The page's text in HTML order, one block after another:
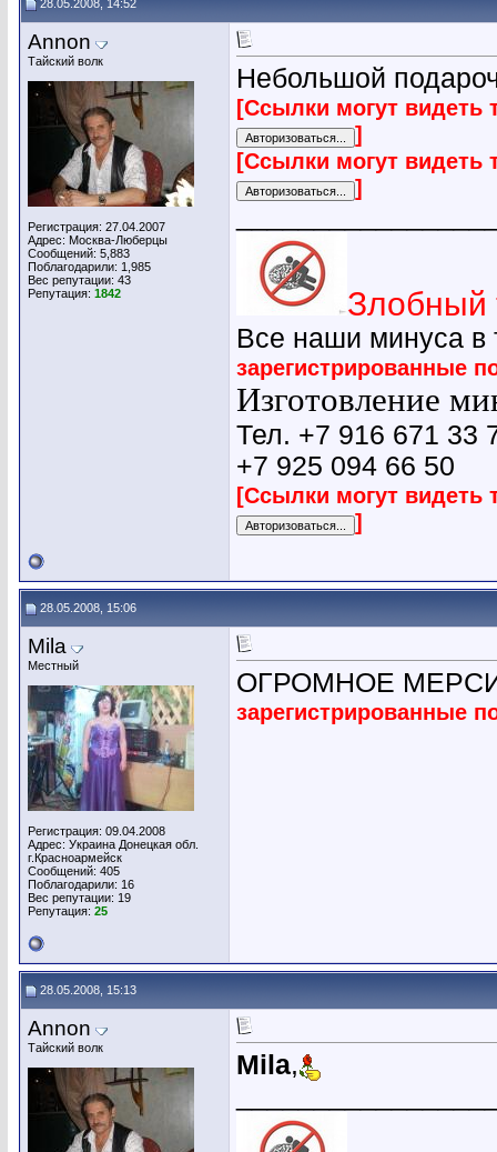
28.05.2008, 14:52
Annon
Тайский волк
Регистрация: 27.04.2007
Адрес: Москва-Люберцы
Сообщений: 5,883
Поблагодарили: 1,985
Вес репутации: 43
Репутация: 1842
Небольшой
[Ссылки могут видеть
]
[Ссылки могут видеть
]
Злобный
Все наши минуса
зарегистрированные
Изготовление
Тел. +7 916 671 33
+7 925 094 66 50
[Ссылки могут видеть
]
28.05.2008, 15:06
Мila
Местный
Регистрация: 09.04.2008
Адрес: Украина Донецкая обл.
г.Красноармейск
Сообщений: 405
Поблагодарили: 16
Вес репутации: 19
Репутация: 25
ОГРОМНОЕ
зарегистрированные
28.05.2008, 15:13
Annon
Тайский волк
Мila,